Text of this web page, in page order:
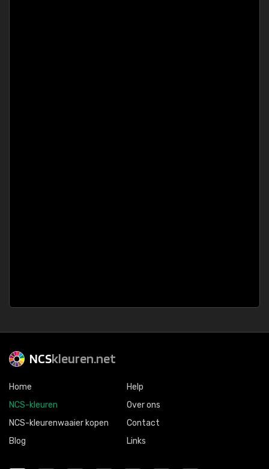
NCSkleuren.net
Home
NCS-kleuren
NCS-kleurenwaaier kopen
Blog
Help
Over ons
Contact
Links